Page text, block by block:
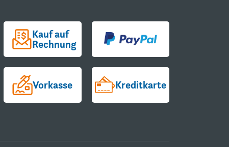
Kauf auf
Rechnung
Vorkasse Kreditkarte